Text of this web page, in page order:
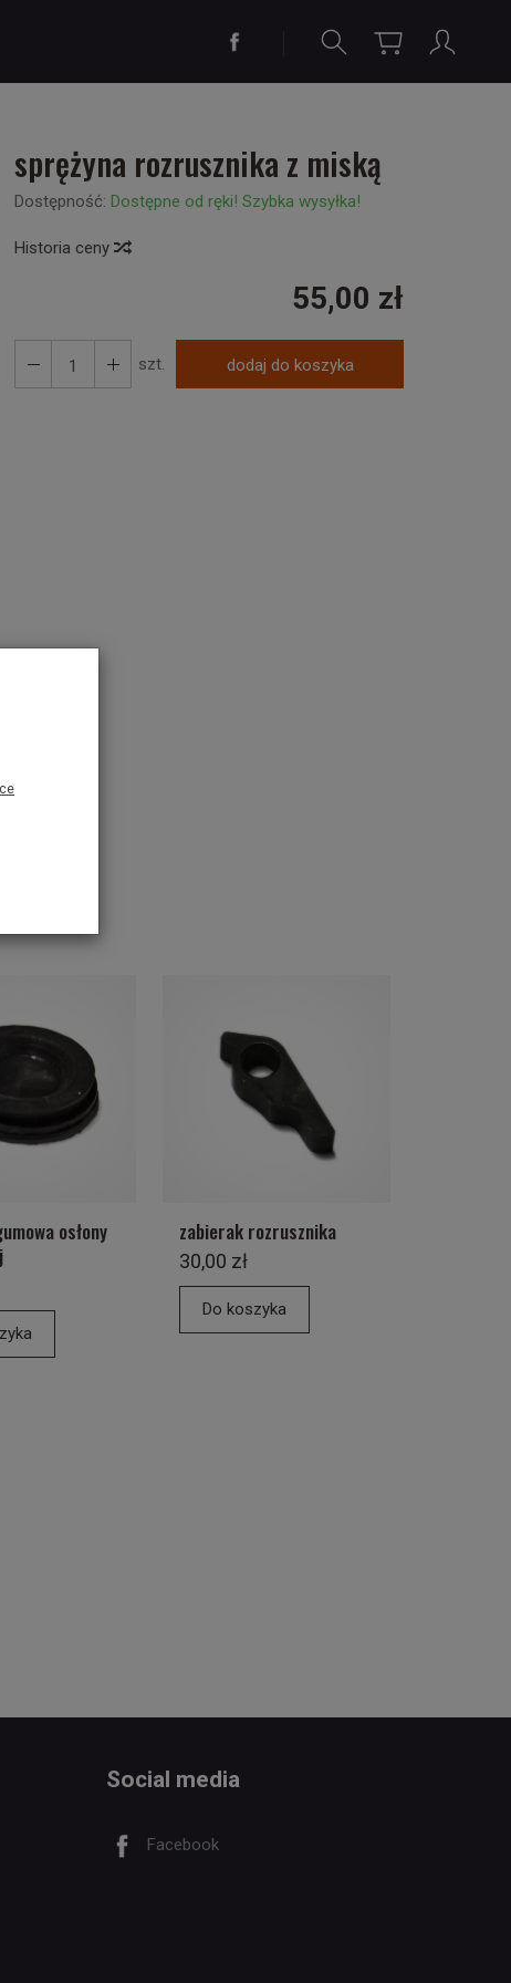
sprężyna rozrusznika z miską
Dostępność: Dostępne od ręki! Szybka wysyłka!
Historia ceny
55,00 zł
szt. dodaj do koszyka
osłony
zabierak rozrusznika
30,00 zł
Do koszyka
Social media
Facebook